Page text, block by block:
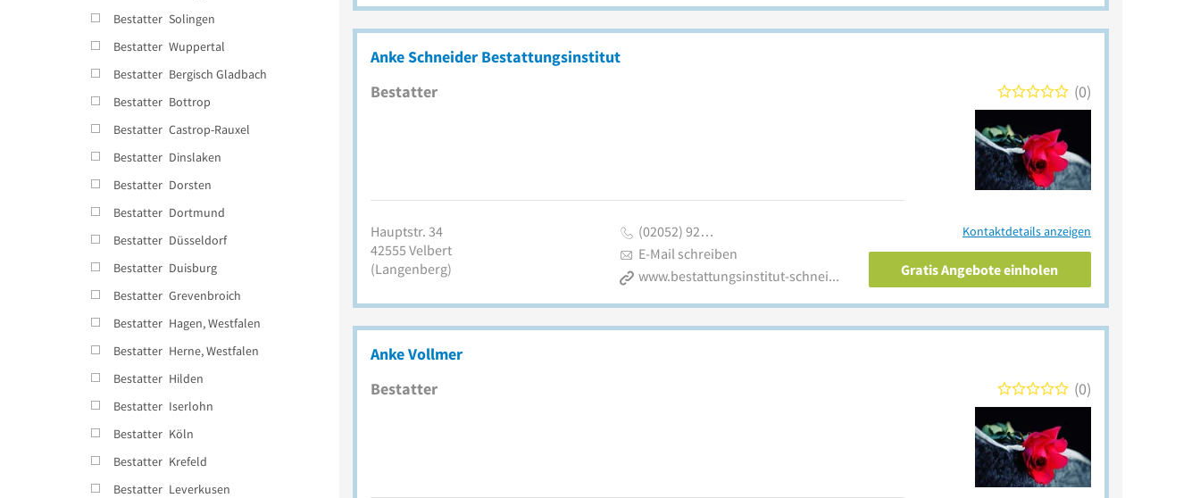
Bestatter Solingen
Bestatter Wuppertal
Bestatter Bergisch Gladbach
Bestatter Bottrop
Bestatter Castrop-Rauxel
Bestatter Dinslaken
Bestatter Dorsten
Bestatter Dortmund
Bestatter Düsseldorf
Bestatter Duisburg
Bestatter Grevenbroich
Bestatter Hagen, Westfalen
Bestatter Herne, Westfalen
Bestatter Hilden
Bestatter Iserlohn
Bestatter Köln
Bestatter Krefeld
Bestatter Leverkusen
Anke Schneider Bestattungsinstitut
Bestatter
0
Hauptstr. 34
42555 Velbert
(Langenberg)
(02052) 92…
E-Mail schreiben
www.bestattungsinstitut-schneider.de
Kontaktdetails anzeigen
Gratis Angebote einholen
Anke Vollmer
Bestatter
0